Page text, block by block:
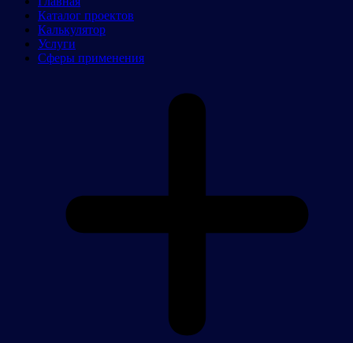
Каталог проектов
Калькулятор
Услуги
Сферы применения